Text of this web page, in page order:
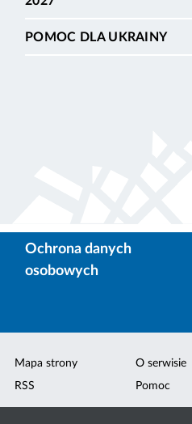
POMOC DLA UKRAINY
Ochrona danych
osobowych
Mapa strony
RSS
O serwisie
Pomoc